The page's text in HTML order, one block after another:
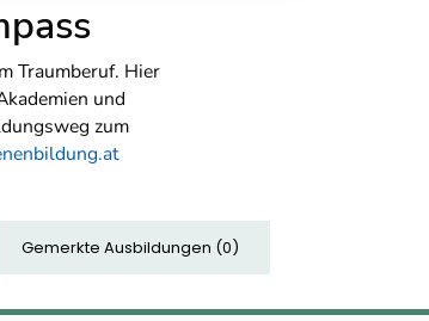
Traumberuf. Hier
und
zum
Gemerkte Ausbildungen (0)